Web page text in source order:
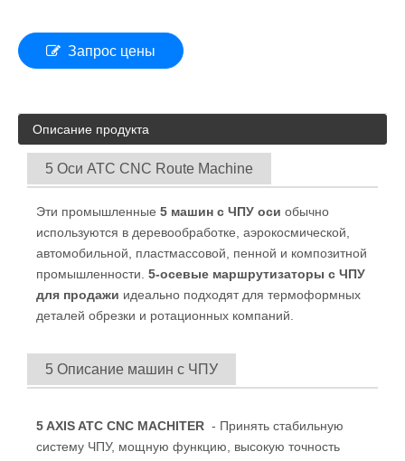
Запрос цены
Описание продукта
5 Оси ATC CNC Route Machine
Эти промышленные 5 машин с ЧПУ оси обычно
используются в деревообработке, аэрокосмической,
автомобильной, пластмассовой, пенной и композитной
промышленности. 5-осевые маршрутизаторы с ЧПУ
для продажи идеально подходят для термоформных
деталей обрезки и ротационных компаний.
5 Описание машин с ЧПУ
5 AXIS ATC CNC MACHITER - Принять стабильную
систему ЧПУ, мощную функцию, высокую точность